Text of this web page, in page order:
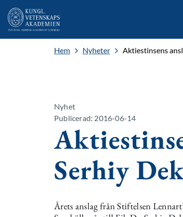
Hem Nyheter Aktiestinsens
Nyhet
Publicerad: 2016-06-14
Serhiy
Årets anslag från Stiftelsen